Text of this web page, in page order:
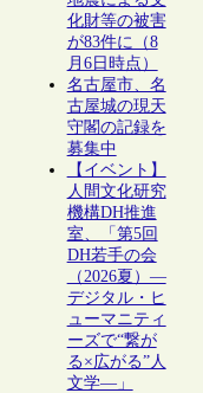
化財等の被害
が83件に（8
月6日時点）
名古屋市、名
古屋城の現天
守閣の記録を
募集中
【イベント】
人間文化研究
機構DH推進
室、「第5回
DH若手の会
（2026夏）―
デジタル・ヒ
ューマニティ
ーズで“繋が
る×広がる”人
文学―」